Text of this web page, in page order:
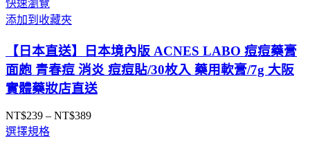
快速瀏覽
添加到收藏夾
【日本直送】日本境內版 ACNES LABO 痘痘藥膏
面皰 青春痘 消炎 痘痘貼/30枚入 藥用軟膏/7g 大阪
實體藥妝店直送
NT$239 – NT$389價
選擇規格